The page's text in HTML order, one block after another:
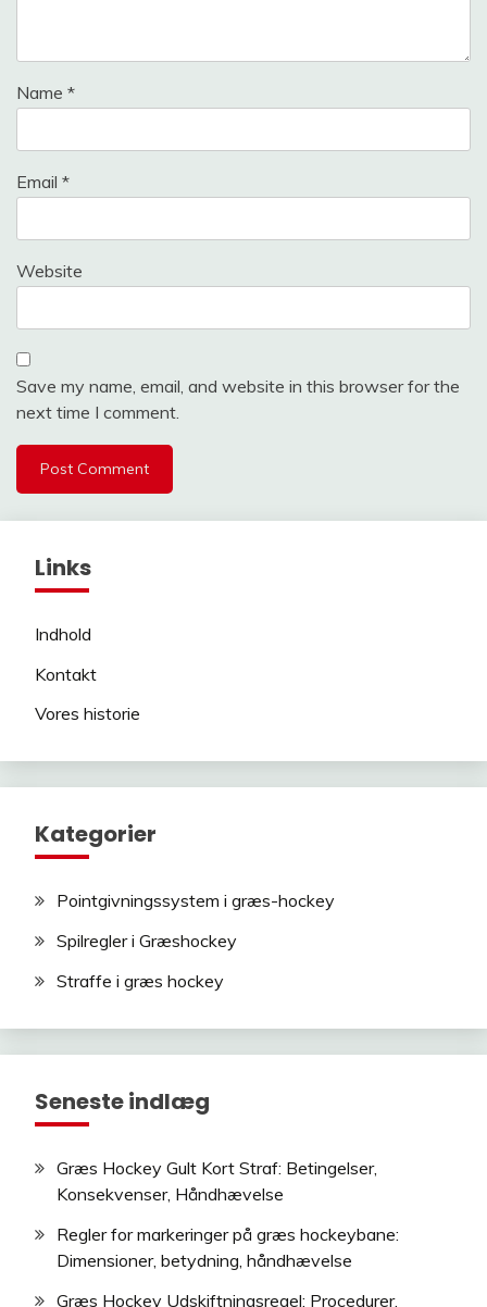
Name *
Email *
Website
Save my name, email, and website in this browser for the
next time I comment.
Links
Indhold
Kontakt
Vores historie
Kategorier
Pointgivningssystem i græs-hockey
Spilregler i Græshockey
Straffe i græs hockey
Seneste indlæg
Græs Hockey Gult Kort Straf: Betingelser,
Konsekvenser, Håndhævelse
Regler for markeringer på græs hockeybane:
Dimensioner, betydning, håndhævelse
Græs Hockey Udskiftningsregel: Procedurer,